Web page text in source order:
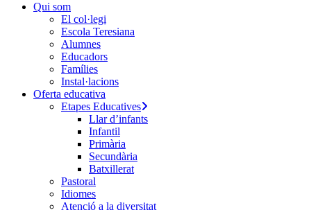
Qui som
El col·legi
Escola Teresiana
Alumnes
Educadors
Famílies
Instal·lacions
Oferta educativa
Etapes Educatives
Llar d’infants
Infantil
Primària
Secundària
Batxillerat
Pastoral
Idiomes
Atenció a la diversitat